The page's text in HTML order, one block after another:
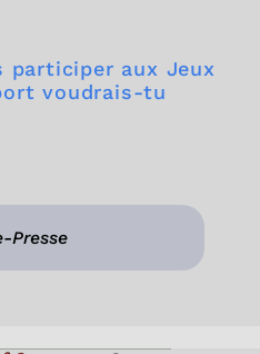
aux Jeux
voudrais-tu
Presse